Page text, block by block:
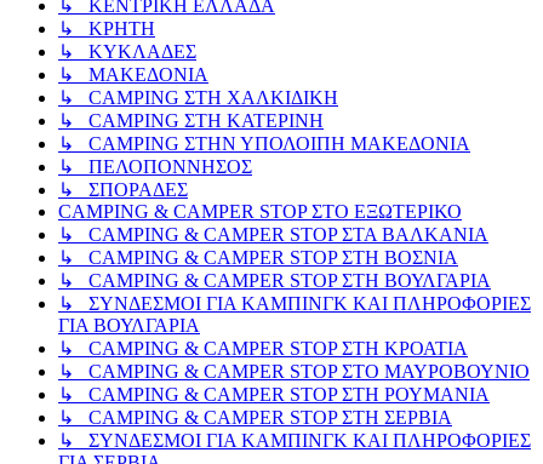
↳ ΚΕΝΤΡΙΚΗ ΕΛΛΑΔΑ
↳ ΚΡΗΤΗ
↳ ΚΥΚΛΑΔΕΣ
↳ ΜΑΚΕΔΟΝΙΑ
↳ CAMPING ΣΤΗ ΧΑΛΚΙΔΙΚΗ
↳ CAMPING ΣΤΗ ΚΑΤΕΡΙΝΗ
↳ CAMPING ΣΤΗΝ ΥΠΟΛΟΙΠΗ ΜΑΚΕΔΟΝΙΑ
↳ ΠΕΛΟΠΟΝΝΗΣΟΣ
↳ ΣΠΟΡΑΔΕΣ
CAMPING & CAMPER STOP ΣΤΟ ΕΞΩΤΕΡΙΚΟ
↳ CAMPING & CAMPER STOP ΣΤΑ ΒΑΛΚΑΝΙΑ
↳ CAMPING & CAMPER STOP ΣΤΗ ΒΟΣΝΙΑ
↳ CAMPING & CAMPER STOP ΣΤΗ ΒΟΥΛΓΑΡΙΑ
↳ ΣΥΝΔΕΣΜΟΙ ΓΙΑ ΚΑΜΠΙΝΓΚ ΚΑΙ ΠΛΗΡΟΦΟΡΙΕΣ
ΓΙΑ ΒΟΥΛΓΑΡΙΑ
↳ CAMPING & CAMPER STOP ΣΤΗ ΚΡΟΑΤΙΑ
↳ CAMPING & CAMPER STOP ΣΤΟ ΜΑΥΡΟΒΟΥΝΙΟ
↳ CAMPING & CAMPER STOP ΣΤΗ ΡΟΥΜΑΝΙΑ
↳ CAMPING & CAMPER STOP ΣΤΗ ΣΕΡΒΙΑ
↳ ΣΥΝΔΕΣΜΟΙ ΓΙΑ ΚΑΜΠΙΝΓΚ ΚΑΙ ΠΛΗΡΟΦΟΡΙΕΣ